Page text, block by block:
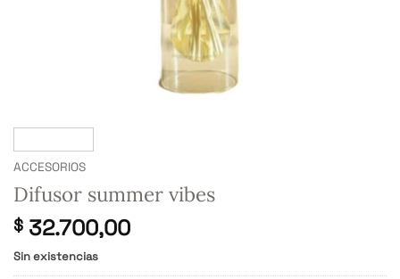
ACCESORIOS
Difusor summer vibes
$ 32.700,00
Sin existencias